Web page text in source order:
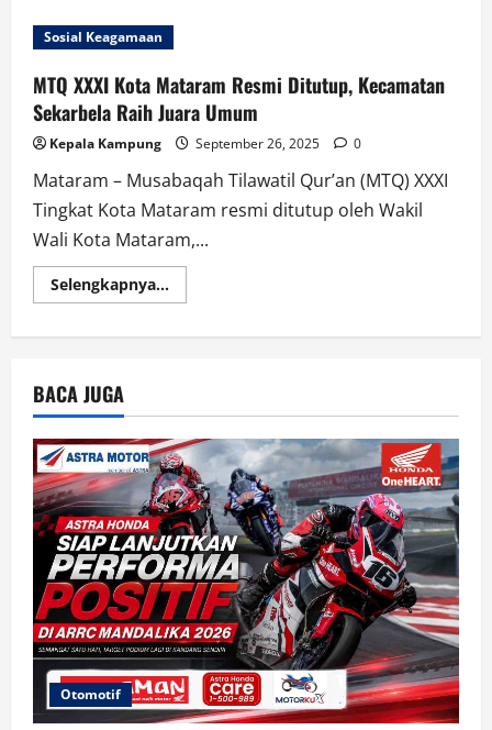
Sosial Keagamaan
MTQ XXXI Kota Mataram Resmi Ditutup, Kecamatan
Sekarbela Raih Juara Umum
Kepala Kampung September 26, 2025 0
Mataram – Musabaqah Tilawatil Qur’an (MTQ) XXXI
Tingkat Kota Mataram resmi ditutup oleh Wakil
Wali Kota Mataram,...
Selengkapnya...Read
more
Kecamatan
Sekarbela
Raih
Juara
Umum
BACA JUGA
Otomotif